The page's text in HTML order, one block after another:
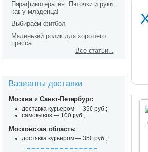
Парафинотерапия. Пяточки и руки,
как у младенца!
Выбираем фитбол
Маленький ролик для хорошего
пресса
Все статьи...
Варианты доставки
Москва и Санкт-Петербург:
доставка курьером — 350 руб.;
самовывоз — 100 руб.;
Московская область:
доставка курьером — 350 руб.;